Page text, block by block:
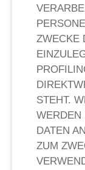
ZWECKE
STEHT.
WERDEN
DATEN
ZUM